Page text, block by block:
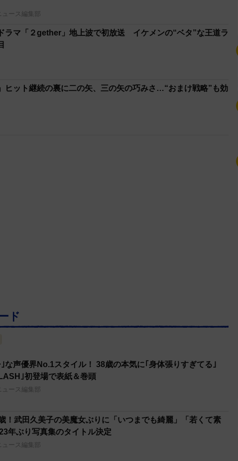
ュース編集部
ラマ「２gether」地上波で初放送 イケメンの“ベタ”な王道ラ
ヒット継続の裏に二の矢、三の矢の巧みさ…“おまけ戦略”も効
ド
｣な声優界No.1スタイル！ 38歳の本気に｢身体張りすぎてる｣
｣初登場で表紙＆巻頭
ュース編集部
！武田久美子の美魔女ぶりに「いつまでも綺麗」「若くて素
年ぶり写真集のタイトル決定
ュース編集部